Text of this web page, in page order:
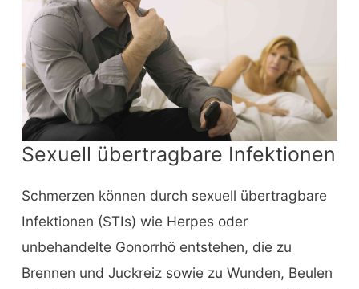
Sexuell übertragbare Infektionen
Schmerzen können durch sexuell übertragbare
Infektionen (STIs) wie Herpes oder
unbehandelte Gonorrhö entstehen, die zu
Brennen und Juckreiz sowie zu Wunden, Beulen